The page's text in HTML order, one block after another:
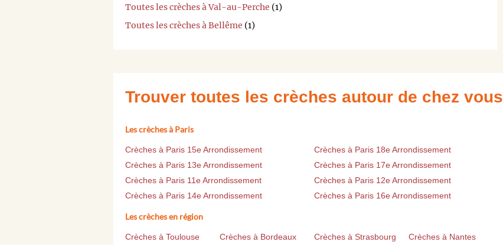
Toutes les crèches à Val-au-Perche (1)
Toutes les crèches à Bellême (1)
Trouver toutes les crèches autour de chez vous
Les crèches à Paris
Crèches à Paris 15e Arrondissement
Crèches à Paris 18e Arrondissement
Crèches à Paris 13e Arrondissement
Crèches à Paris 17e Arrondissement
Crèches à Paris 11e Arrondissement
Crèches à Paris 12e Arrondissement
Crèches à Paris 14e Arrondissement
Crèches à Paris 16e Arrondissement
Les crèches en région
Crèches à Toulouse Crèches à Bordeaux Crèches à Strasbourg
Crèches à Nantes